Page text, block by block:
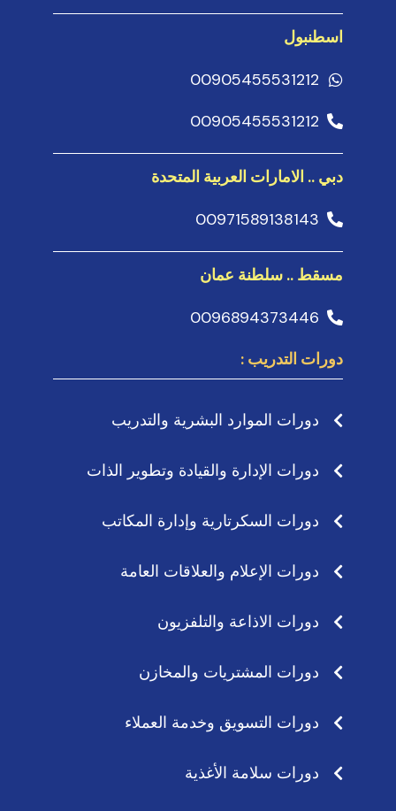
اسطنبول
00905455531212
00905455531212
دبي .. الامارات العربية المتحدة
00971589138143
مسقط .. سلطنة عمان
0096894373446
دورات التدريب :
دورات الموارد البشرية والتدريب
دورات الإدارة والقيادة وتطوير الذات
دورات السكرتارية وإدارة المكاتب
دورات الإعلام والعلاقات العامة
دورات الاذاعة والتلفزيون
دورات المشتريات والمخازن
دورات التسويق وخدمة العملاء
دورات سلامة الأغذية